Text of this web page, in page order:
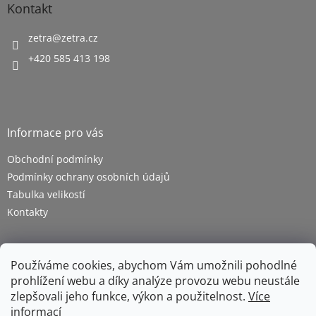
Používáme cookies, abychom Vám umožnili pohodlné
prohlížení webu a díky analýze provozu webu neustále
zlepšovali jeho funkce, výkon a použitelnost. Více
informací
Kontakt
zetra@zetra.cz
+420 585 413 198
Informace pro vás
Obchodní podmínky
Podmínky ochrany osobních údajů
Tabulka velikostí
Kontakty